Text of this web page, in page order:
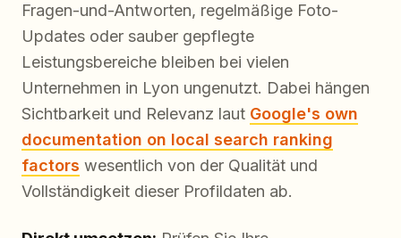
Fragen-und-Antworten, regelmäßige Foto-
Updates oder sauber gepflegte
Leistungsbereiche bleiben bei vielen
Unternehmen in Lyon ungenutzt. Dabei hängen
Sichtbarkeit und Relevanz laut Google's own
documentation on local search ranking
factors wesentlich von der Qualität und
Vollständigkeit dieser Profildaten ab.